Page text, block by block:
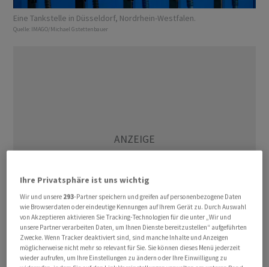
Eine Tankstelle in Düsseldorf, Nordrhein-Westfalen.
Quelle: IMAGO/Michael Gstettenbauer
Die Internationale Energieagentur (IEA) hat die
Prognose für die weltweite Ölnachfrage in diesem Jahr
Ihre Privatsphäre ist uns wichtig
Wir und unsere 293-Partner speichern und greifen auf personenbezogene Daten
wie Browserdaten oder eindeutige Kennungen auf Ihrem Gerät zu. Durch Auswahl
von Akzeptieren aktivieren Sie Tracking-Technologien für die unter „Wir und
unsere Partner verarbeiten Daten, um Ihnen Dienste bereitzustellen“ aufgeführten
Zwecke. Wenn Tracker deaktiviert sind, sind manche Inhalte und Anzeigen
möglicherweise nicht mehr so relevant für Sie. Sie können dieses Menü jederzeit
wieder aufrufen, um Ihre Einstellungen zu ändern oder Ihre Einwilligung zu